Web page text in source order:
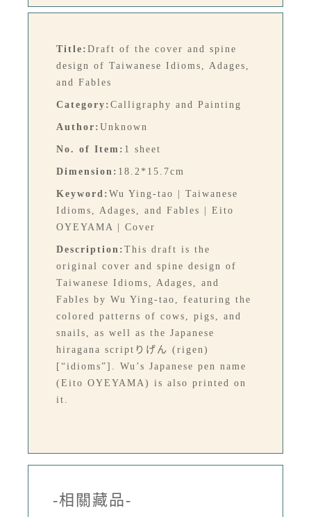
Title: Draft of the cover and spine
design of Taiwanese Idioms, Adages,
and Fables
Category: Calligraphy and Painting
Author: Unknown
No. of Item: 1 sheet
Dimension: 18.2*15.7cm
Keyword: Wu Ying-tao | Taiwanese
Idioms, Adages, and Fables | Eito
OYEYAMA | Cover
Description: This draft is the
original cover and spine design of
Taiwanese Idioms, Adages, and
Fables by Wu Ying-tao, featuring the
colored patterns of cows, pigs, and
snails, as well as the Japanese
hiragana scriptりげん (rigen)
[“idioms”]. Wu’s Japanese pen name
(Eito OYEYAMA) is also printed on
it.
-相關藏品-